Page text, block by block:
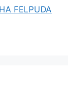
FELPUDA